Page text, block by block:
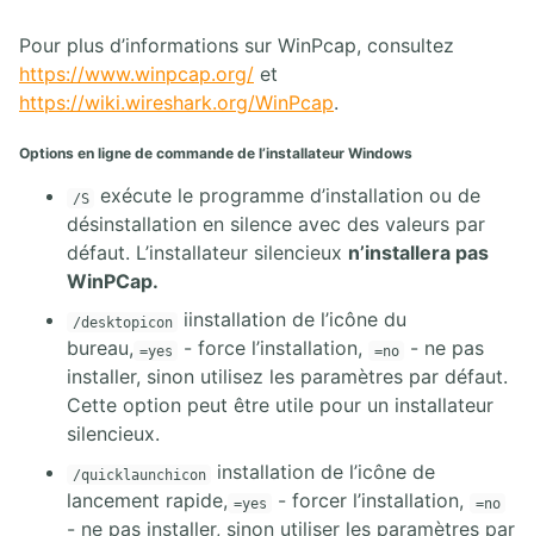
Pour plus d’informations sur WinPcap, consultez
https://www.winpcap.org/ et
https://wiki.wireshark.org/WinPcap.
Options en ligne de commande de l’installateur Windows
/S
exécute le programme d’installation ou de
désinstallation en silence avec des valeurs par
défaut. L’installateur silencieux n’installera pas
WinPCap.
/desktopicon
iinstallation de l’icône du
bureau, =yes - force l’installation, =no
- ne pas
installer, sinon utilisez les paramètres par défaut.
Cette option peut être utile pour un installateur
silencieux.
/quicklaunchicon
installation de l’icône de
lancement rapide, =yes - forcer l’installation, =no
- ne pas installer, sinon utiliser les paramètres par